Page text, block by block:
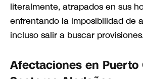
literalmente, atrapados en sus
enfrentando la imposibilidad de
incluso salir a buscar
Afectaciones en Puerto